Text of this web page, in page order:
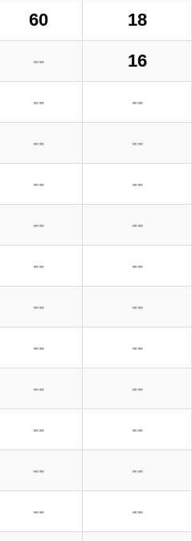
60 18
-- 16
-- --
-- --
-- --
-- --
-- --
-- --
-- --
-- --
-- --
-- --
-- --